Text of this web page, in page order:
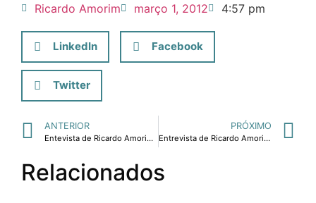
Ricardo Amorim março 1, 2012 4:57 pm
LinkedIn Facebook
Twitter
ANTERIOR
Entevista de Ricardo Amorim à Revista Seja Mais: Economia sem Economês.
PRÓXIMO
Entrevista de Ricardo Amorim sobre transformações sócio econômicas no país e impactos em nosso mercado agropecuário.
Relacionados